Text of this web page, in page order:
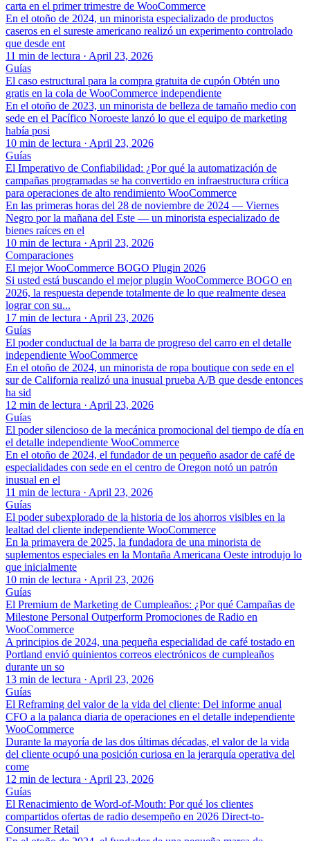
carta en el primer trimestre de WooCommerce
En el otoño de 2024, un minorista especializado de productos
caseros en el sureste americano realizó un experimento controlado
que desde ent
11 min de lectura · April 23, 2026
Guías
El caso estructural para la compra gratuita de cupón Obtén uno
gratis en la cola de WooCommerce independiente
En el otoño de 2023, un minorista de belleza de tamaño medio con
sede en el Pacífico Noroeste lanzó lo que el equipo de marketing
había posi
10 min de lectura · April 23, 2026
Guías
El Imperativo de Confiabilidad: ¿Por qué la automatización de
campañas programadas se ha convertido en infraestructura crítica
para operaciones de alto rendimiento WooCommerce
En las primeras horas del 28 de noviembre de 2024 — Viernes
Negro por la mañana del Este — un minorista especializado de
bienes raíces en el
10 min de lectura · April 23, 2026
Comparaciones
El mejor WooCommerce BOGO Plugin 2026
Si usted está buscando el mejor plugin WooCommerce BOGO en
2026, la respuesta depende totalmente de lo que realmente desea
lograr con su...
17 min de lectura · April 23, 2026
Guías
El poder conductual de la barra de progreso del carro en el detalle
independiente WooCommerce
En el otoño de 2024, un minorista de ropa boutique con sede en el
sur de California realizó una inusual prueba A/B que desde entonces
ha sid
12 min de lectura · April 23, 2026
Guías
El poder silencioso de la mecánica promocional del tiempo de día en
el detalle independiente WooCommerce
En el otoño de 2024, el fundador de un pequeño asador de café de
especialidades con sede en el centro de Oregon notó un patrón
inusual en el
11 min de lectura · April 23, 2026
Guías
El poder subexplorado de la historia de los ahorros visibles en la
lealtad del cliente independiente WooCommerce
En la primavera de 2025, la fundadora de una minorista de
suplementos especiales en la Montaña Americana Oeste introdujo lo
que inicialmente
10 min de lectura · April 23, 2026
Guías
El Premium de Marketing de Cumpleaños: ¿Por qué Campañas de
Milestone Personal Outperform Promociones de Radio en
WooCommerce
A principios de 2024, una pequeña especialidad de café tostado en
Portland envió quinientos correos electrónicos de cumpleaños
durante un so
13 min de lectura · April 23, 2026
Guías
El Reframing del valor de la vida del cliente: Del informe anual
CFO a la palanca diaria de operaciones en el detalle independiente
WooCommerce
Durante la mayoría de las dos últimas décadas, el valor de la vida
del cliente ocupó una posición curiosa en la jerarquía operativa del
come
12 min de lectura · April 23, 2026
Guías
El Renacimiento de Word-of-Mouth: Por qué los clientes
compartidos ofertas de radio desempeño en 2026 Direct-to-
Consumer Retail